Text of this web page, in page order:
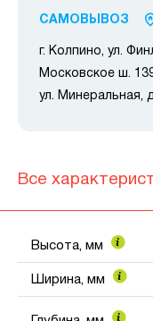
САМОВЫВОЗ
г. Колпино, ул.
Московское ш.
ул. Минеральная,
Все
Высота, мм
Ширина, мм